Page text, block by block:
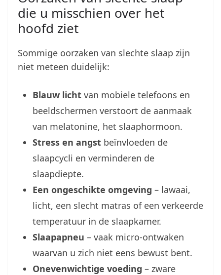
die u misschien over het
hoofd ziet
Sommige oorzaken van slechte slaap zijn
niet meteen duidelijk:
Blauw licht van mobiele telefoons en
beeldschermen verstoort de aanmaak
van melatonine, het slaaphormoon.
Stress en angst beïnvloeden de
slaapcycli en verminderen de
slaapdiepte.
Een ongeschikte omgeving – lawaai,
licht, een slecht matras of een verkeerde
temperatuur in de slaapkamer.
Slaapapneu – vaak micro-ontwaken
waarvan u zich niet eens bewust bent.
Onevenwichtige voeding – zware